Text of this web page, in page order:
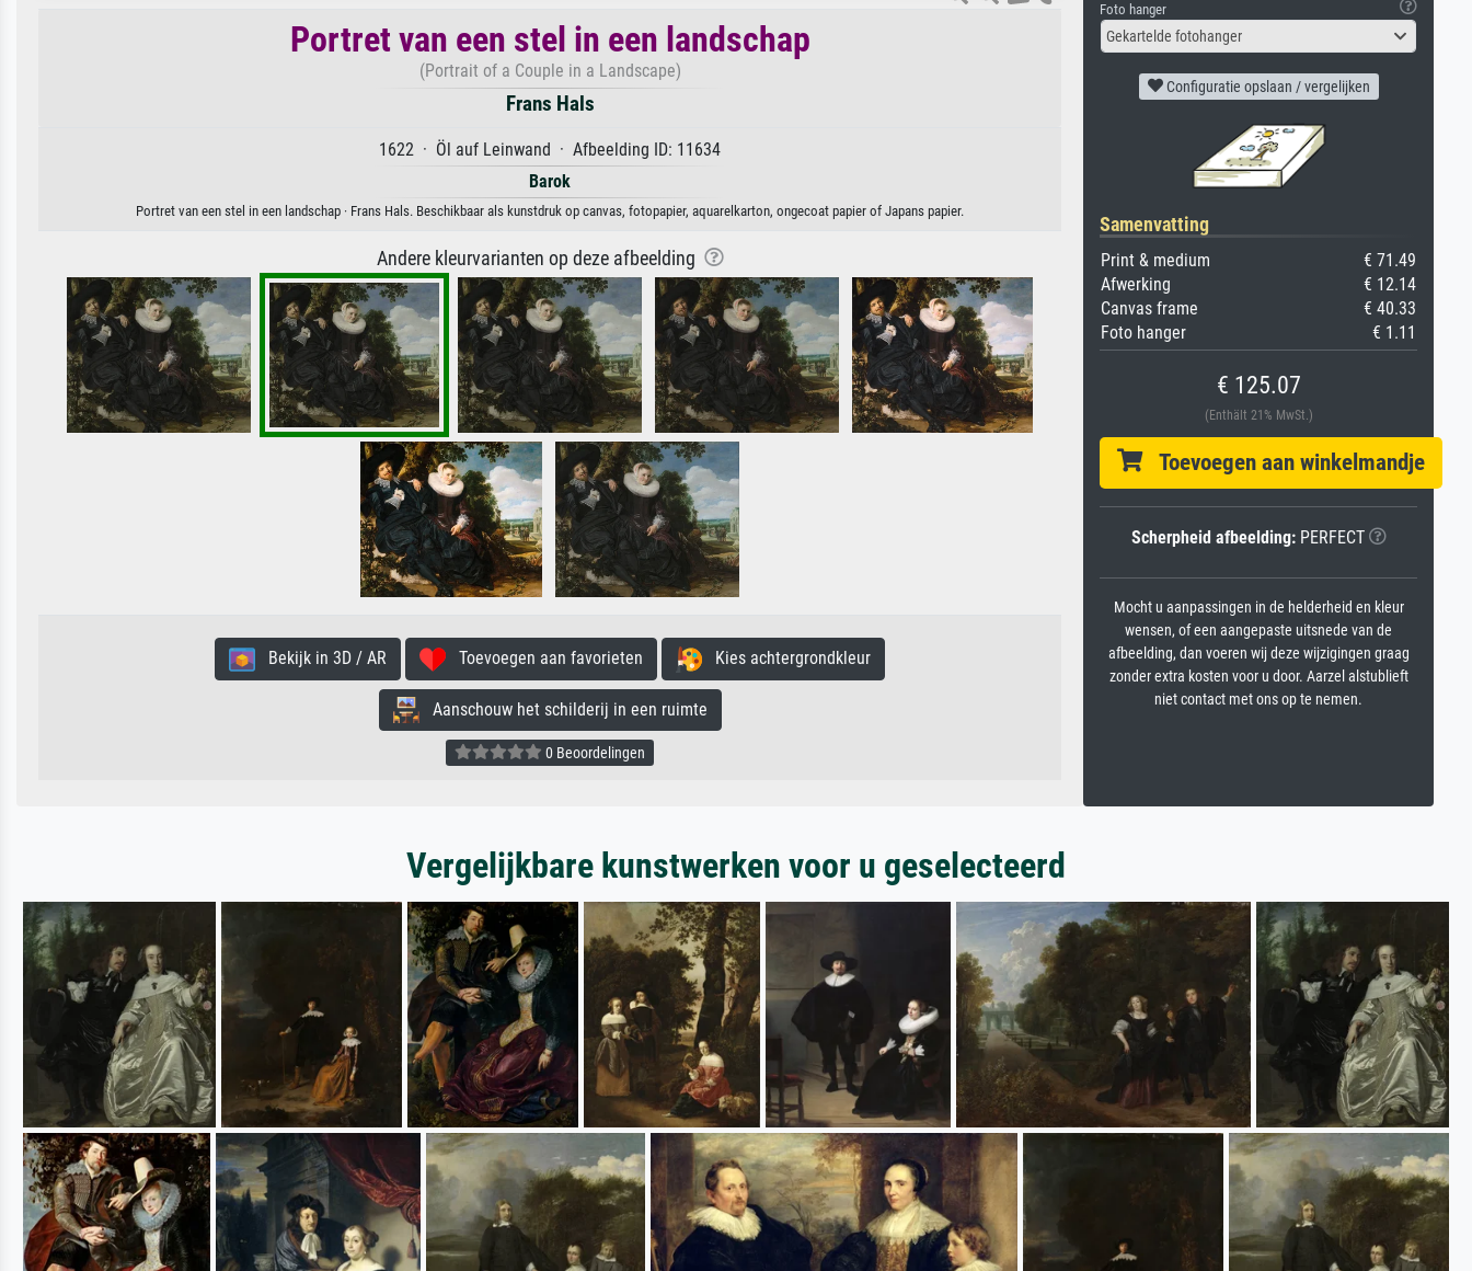
Portret van een stel in een landschap
(Portrait of a Couple in a Landscape)
Frans Hals
1622 · Öl auf Leinwand · Afbeelding ID: 11634
Barok
Portret van een stel in een landschap · Frans Hals. Beschikbaar als kunstdruk op canvas, fotopapier, aquarelkarton, ongecoat papier of Japans papier.
Andere kleurvarianten op deze afbeelding
Bekijk in 3D / AR Toevoegen aan favorieten Kies achtergrondkleur
Aanschouw het schilderij in een ruimte
0 Beoordelingen
Foto hanger
Gekartelde fotohanger
Configuratie opslaan / vergelijken
Samenvatting
Print & medium
€ 71.49
Afwerking
€ 12.14
Canvas frame
€ 40.33
Foto hanger
€ 1.11
€ 125.07
(Enthält 21% MwSt.)
Toevoegen aan winkelmandje
Scherpheid afbeelding:PERFECT
Mocht u aanpassingen in de helderheid en kleur
wensen, of een aangepaste uitsnede van de
afbeelding, dan voeren wij deze wijzigingen graag
zonder extra kosten voor u door. Aarzel alstublieft
niet contact met ons op te nemen.
Vergelijkbare kunstwerken voor u geselecteerd